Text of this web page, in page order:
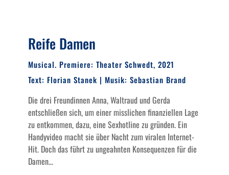
Reife Damen
Musical. Premiere: Theater Schwedt, 2021
Text: Florian Stanek | Musik: Sebastian Brand
Die drei Freundinnen Anna, Waltraud und Gerda
entschließen sich, um einer misslichen finanziellen Lage
zu entkommen, dazu, eine Sexhotline zu gründen. Ein
Handyvideo macht sie über Nacht zum viralen Internet-
Hit. Doch das führt zu ungeahnten Konsequenzen für die
Damen…